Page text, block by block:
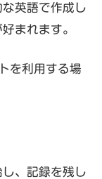
英語で作成し
まれます。
を利用する場
、記録を残し